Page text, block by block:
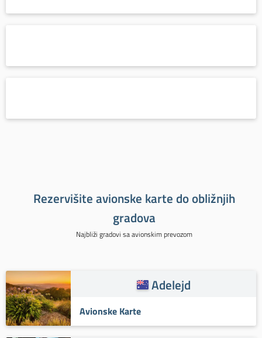
Rezervišite avionske karte do obližnjih
gradova
Najbliži gradovi sa avionskim prevozom
Adelejd
Avionske Karte